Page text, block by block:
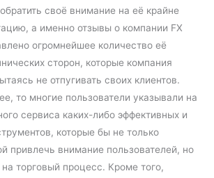
своё внимание на её крайне
а именно отзывы о компании FX
огромнейшее количество её
сторон, которые компания
не отпугивать своих клиентов.
то многие пользователи указывали на
сервиса каких-либо эффективных и
которые бы не только
привлечь внимание пользователей, но
торговый процесс. Кроме того,